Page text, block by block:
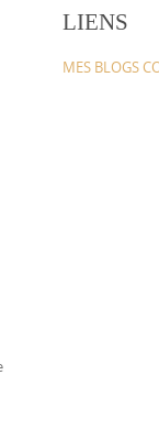
LIENS
MES BLOGS